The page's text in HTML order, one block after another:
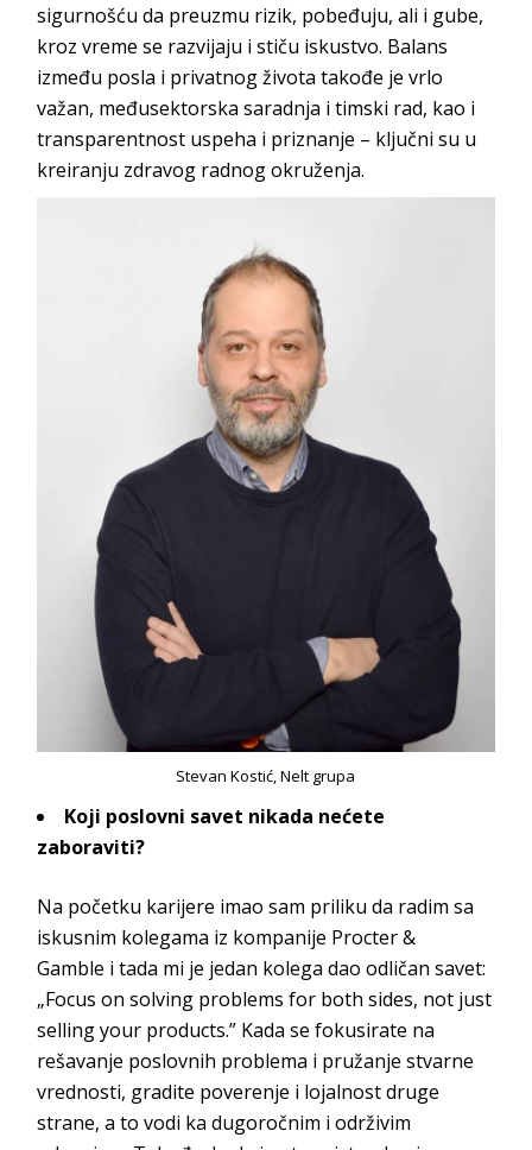
sigurnošću da preuzmu rizik, pobeđuju, ali i gube,
kroz vreme se razvijaju i stiču iskustvo. Balans
između posla i privatnog života takođe je vrlo
važan, međusektorska saradnja i timski rad, kao i
transparentnost uspeha i priznanje – ključni su u
kreiranju zdravog radnogokruženja.
Stevan Kostić, Nelt grupa
Koji poslovni savet nikada nećete
zaboraviti?
Na početku karijere imao sam priliku da radim sa
iskusnim kolegama iz kompanije Procter &
Gamble i tada mi je jedan kolega dao odličan savet:
„Focus on solving problems for both sides, not just
selling your products.” Kada se fokusirate na
rešavanje poslovnih problema i pružanje stvarne
vrednosti, gradite poverenje i lojalnost druge
strane, a to vodi ka dugoročnim i održivim